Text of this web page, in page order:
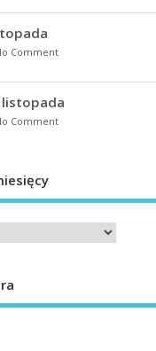
Comment
listopada
Comment